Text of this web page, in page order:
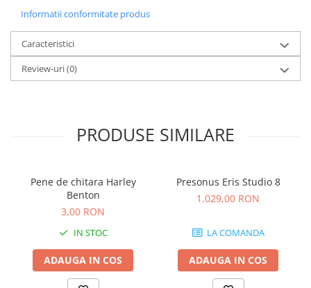
Tobe
Accesorii DJ
Accesorii Pick-up si Vinyl
Mixere DJ
Cabluri si conectori
Cabluri adaptoare, cabluri Y
Informatii conformitate produs
Caracteristici
Review-uri(0)
PRODUSE SIMILARE
Pene de chitara Harley
Benton
3,00 RON
IN STOC
ADAUGA IN COS
Presonus Eris Studio 8
1.029,00 RON
LA COMANDA
ADAUGA IN COS